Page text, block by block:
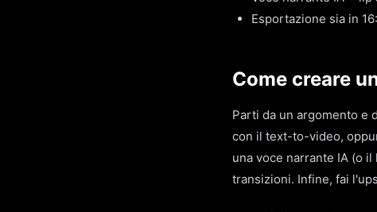
Esportazione sia in
Come creare
Parti da un argomento e
con il text-to-video,
una voce narrante IA (o
transizioni. Infine, fai